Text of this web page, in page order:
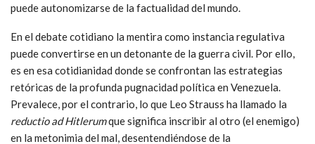
puede autonomizarse de la factualidad del mundo.
En el debate cotidiano la mentira como instancia regulativa
puede convertirse en un detonante de la guerra civil. Por ello,
es en esa cotidianidad donde se confrontan las estrategias
retóricas de la profunda pugnacidad política en Venezuela.
Prevalece, por el contrario, lo que Leo Strauss ha llamado la
reductio ad Hitlerumque significa inscribir al otro (el enemigo)
en la metonimia del mal, desentendiéndose de la